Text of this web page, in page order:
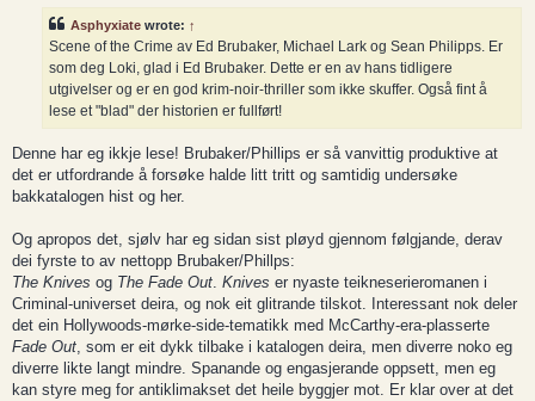
Asphyxiate wrote: ↑
Scene of the Crime av Ed Brubaker, Michael Lark og Sean Philipps. Er
som deg Loki, glad i Ed Brubaker. Dette er en av hans tidligere
utgivelser og er en god krim-noir-thriller som ikke skuffer. Også fint å
lese et "blad" der historien er fullført!
Denne har eg ikkje lese! Brubaker/Phillips er så vanvittig produktive at
det er utfordrande å forsøke halde litt tritt og samtidig undersøke
bakkatalogen hist og her.
Og apropos det, sjølv har eg sidan sist pløyd gjennom følgjande, derav
dei fyrste to av nettopp Brubaker/Phillps:
The Knives og The Fade Out. Knives er nyaste teikneserieromanen i
Criminal-universet deira, og nok eit glitrande tilskot. Interessant nok deler
det ein Hollywoods-mørke-side-tematikk med McCarthy-era-plasserte
Fade Out, som er eit dykk tilbake i katalogen deira, men diverre noko eg
diverre likte langt mindre. Spanande og engasjerande oppsett, men eg
kan styre meg for antiklimakset det heile byggjer mot. Er klar over at det